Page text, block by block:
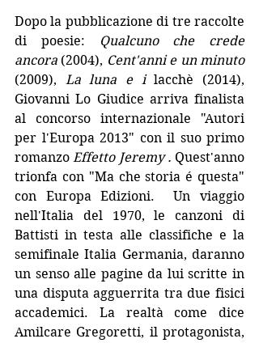
Dopo la pubblicazione di tre raccolte
di poesie:
Qualcuno che crede
ancora (2004), Cent'anni e un minuto
(2009), La luna e i lacchè (2014),
Giovanni Lo Giudice arriva finalista
al concorso internazionale "Autori
per l'Europa 2013" con il suo primo
romanzo Effetto Jeremy . Quest'anno
trionfa con "Ma che storia é questa"
con Europa Edizioni.  Un viaggio
nell'Italia del 1970, le canzoni di
Battisti in testa alle classifiche e la
semifinale Italia Germania, daranno
un senso alle pagine da lui scritte in
una disputa agguerrita tra due fisici
accademici. La realtà come dice
Amilcare Gregoretti, il protagonista,